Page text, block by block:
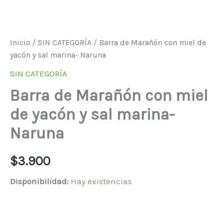
Inicio / SIN CATEGORÍA / Barra de Marañón con miel de
yacón y sal marina- Naruna
SIN CATEGORÍA
Barra de Marañón con miel
de yacón y sal marina-
Naruna
$3.900
Disponibilidad: Hay existencias